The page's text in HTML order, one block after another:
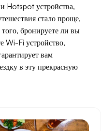
Hotspot устройства,
стало проще,
бронируете ли вы
Wi-Fi устройство,
вам
в эту прекрасную